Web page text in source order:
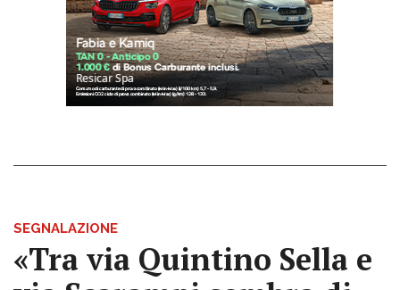
SEGNALAZIONE
«Tra via Quintino Sella e